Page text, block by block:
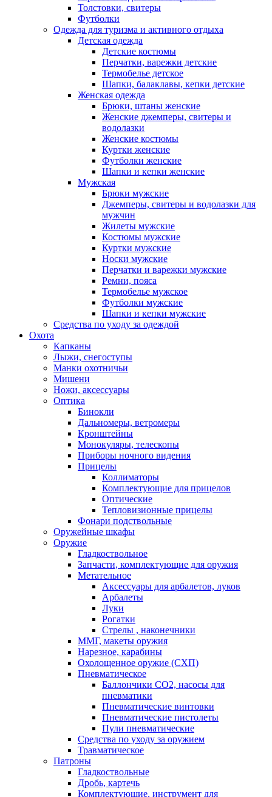
Толстовки, свитеры
Футболки
Одежда для туризма и активного отдыха
Детская одежда
Детские костюмы
Перчатки, варежки детские
Термобелье детское
Шапки, балаклавы, кепки детские
Женская одежда
Брюки, штаны женские
Женские джемперы, свитеры и
водолазки
Женские костюмы
Куртки женские
Футболки женские
Шапки и кепки женские
Мужская
Брюки мужские
Джемперы, свитеры и водолазки для
мужчин
Жилеты мужские
Костюмы мужские
Куртки мужские
Носки мужские
Перчатки и варежки мужские
Ремни, пояса
Термобелье мужское
Футболки мужские
Шапки и кепки мужские
Средства по уходу за одеждой
Охота
Капканы
Лыжи, снегоступы
Манки охотничьи
Мишени
Ножи, аксессуары
Оптика
Бинокли
Дальномеры, ветромеры
Кронштейны
Монокуляры, телескопы
Приборы ночного видения
Прицелы
Коллиматоры
Комплектующие для прицелов
Оптические
Тепловизионные прицелы
Фонари подствольные
Оружейные шкафы
Оружие
Гладкоствольное
Запчасти, комплектующие для оружия
Метательное
Аксессуары для арбалетов, луков
Арбалеты
Луки
Рогатки
Стрелы , наконечники
ММГ, макеты оружия
Нарезное, карабины
Охолощенное оружие (СХП)
Пневматическое
Баллончики СО2, насосы для
пневматики
Пневматические винтовки
Пневматические пистолеты
Пули пневматические
Средства по уходу за оружием
Травматическое
Патроны
Гладкоствольные
Дробь, картечь
Комплектующие, инструмент для